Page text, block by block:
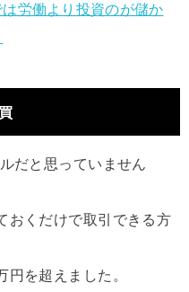
労働より投資のが儲か
だと思っていません
おくだけで取引できる方
円を超えました。